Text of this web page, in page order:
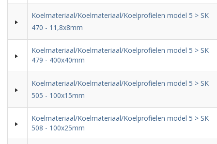
Koelmateriaal/Koelmateriaal/Koelprofielen model 5 > SK
470 - 11,8x8mm
Koelmateriaal/Koelmateriaal/Koelprofielen model 5 > SK
479 - 400x40mm
Koelmateriaal/Koelmateriaal/Koelprofielen model 5 > SK
505 - 100x15mm
Koelmateriaal/Koelmateriaal/Koelprofielen model 5 > SK
508 - 100x25mm